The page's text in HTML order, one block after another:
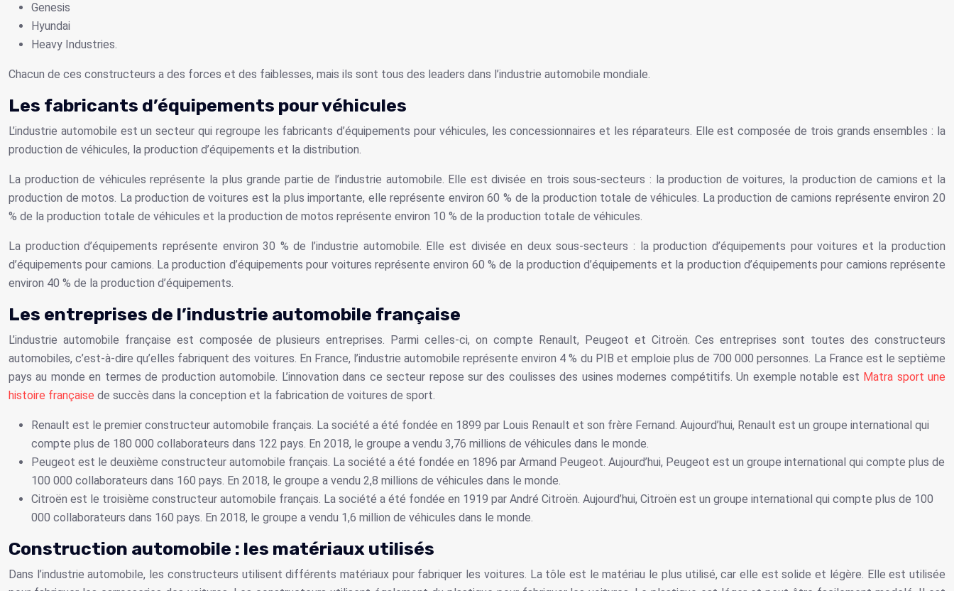
Genesis
Hyundai
Heavy Industries.
Chacun de ces constructeurs a des forces et des faiblesses, mais ils sont tous des leaders dans l’industrie automobile mondiale.
Les fabricants d’équipements pour véhicules
L’industrie automobile est un secteur qui regroupe les fabricants d’équipements pour véhicules, les concessionnaires et les réparateurs. Elle est composée de trois grands ensembles : la
production de véhicules, la production d’équipements et la distribution.
La production de véhicules représente la plus grande partie de l’industrie automobile. Elle est divisée en trois sous-secteurs : la production de voitures, la production de camions et la
production de motos. La production de voitures est la plus importante, elle représente environ 60 % de la production totale de véhicules. La production de camions représente environ 20
% de la production totale de véhicules et la production de motos représente environ 10 % de la production totale de véhicules.
La production d’équipements représente environ 30 % de l’industrie automobile. Elle est divisée en deux sous-secteurs : la production d’équipements pour voitures et la production
d’équipements pour camions. La production d’équipements pour voitures représente environ 60 % de la production d’équipements et la production d’équipements pour camions représente
environ 40 % de la production d’équipements.
Les entreprises de l’industrie automobile française
L’industrie automobile française est composée de plusieurs entreprises. Parmi celles-ci, on compte Renault, Peugeot et Citroën. Ces entreprises sont toutes des constructeurs
automobiles, c’est-à-dire qu’elles fabriquent des voitures. En France, l’industrie automobile représente environ 4 % du PIB et emploie plus de 700 000 personnes. La France est le septième
pays au monde en termes de production automobile. L’innovation dans ce secteur repose sur des coulisses des usines modernes compétitifs. Un exemple notable est Matra sport une
histoire française de succès dans la conception et la fabrication de voitures de sport.
Renault est le premier constructeur automobile français. La société a été fondée en 1899 par Louis Renault et son frère Fernand. Aujourd’hui, Renault est un groupe international qui
compte plus de 180 000 collaborateurs dans 122 pays. En 2018, le groupe a vendu 3,76 millions de véhicules dans le monde.
Peugeot est le deuxième constructeur automobile français. La société a été fondée en 1896 par Armand Peugeot. Aujourd’hui, Peugeot est un groupe international qui compte plus de
100 000 collaborateurs dans 160 pays. En 2018, le groupe a vendu 2,8 millions de véhicules dans le monde.
Citroën est le troisième constructeur automobile français. La société a été fondée en 1919 par André Citroën. Aujourd’hui, Citroën est un groupe international qui compte plus de 100
000 collaborateurs dans 160 pays. En 2018, le groupe a vendu 1,6 million de véhicules dans le monde.
Construction automobile : les matériaux utilisés
Dans l’industrie automobile, les constructeurs utilisent différents matériaux pour fabriquer les voitures. La tôle est le matériau le plus utilisé, car elle est solide et légère. Elle est utilisée